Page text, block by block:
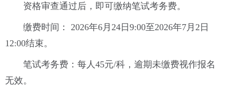
资格审查通过后，即可缴纳笔试考务费。
缴费时间： 2026年6月24日9:00至2026年7月2日
12:00结束。
笔试考务费：每人45元/科，逾期未缴费视作报名
无效。